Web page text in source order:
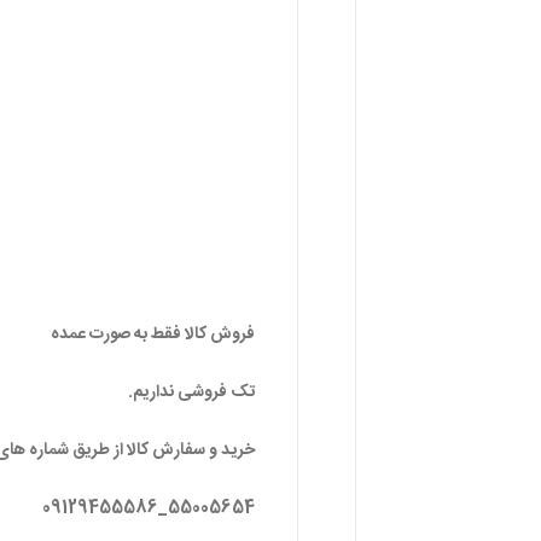
فروش کالا فقط به صورت عمده
تک فروشی نداریم.
خرید و سفارش کالا از طریق شماره
55005654_09129455586